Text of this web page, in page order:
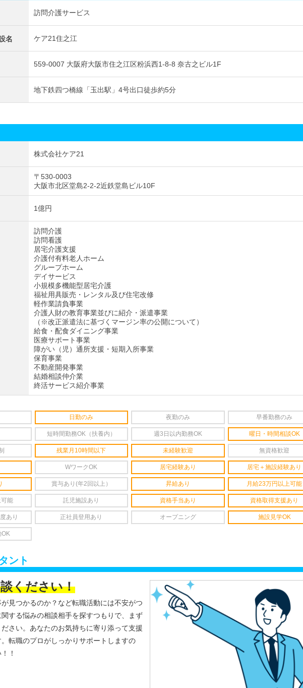
訪問介護サービス
名 ケア21住之江
559-0007 大阪府大阪市住之江区粉浜西1-8-8 奈古之ビル1F
地下鉄四つ橋線「玉出駅」4号出口徒歩約5分
株式会社ケア21
〒530-0003
大阪市北区堂島2-2-2近鉄堂島ビル10F
1億円
訪問介護
訪問看護
居宅介護支援
介護付有料老人ホーム
グループホーム
デイサービス
小規模多機能型居宅介護
福祉用具販売・レンタル及び住宅改修
軽作業請負事業
介護人財の教育事業並びに紹介・派遣事業
（※改正派遣法に基づくマージン率の公開について）
給食・配食ダイニング事業
医療サポート事業
障がい（児）通所支援・短期入所事業
保育事業
不動産開発事業
結婚相談仲介業
終活サービス紹介事業
日勤のみ 夜勤のみ 早番勤務のみ
短時間勤務OK（扶養内） 週3日以内勤務OK 曜日・時間相談OK
残業月10時間以下 未経験歓迎 無資格歓迎
WワークOK 居宅経験あり 居宅＋施設経験あり
賞与あり(年2回以上） 昇給あり 月給23万円以上可能
能 託児施設あり 資格手当あり 資格取得支援あり
あり 正社員登用あり オープニング 施設見学OK
OK
ント
ください！
見つかるのか？など転職活動には不安がつ
する悩みの相談相手を探すつもりで、まず
さい。あなたのお気持ちに寄り添って支援
転職のプロがしっかりサポートしますの
！